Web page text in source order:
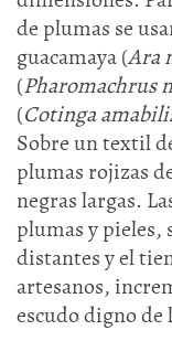
de plumas se
guacamaya (Ara
(Pharomachrus
(Cotinga
Sobre un textil
plumas rojizas
negras largas.
plumas y pieles,
distantes y el
artesanos,
escudo digno de